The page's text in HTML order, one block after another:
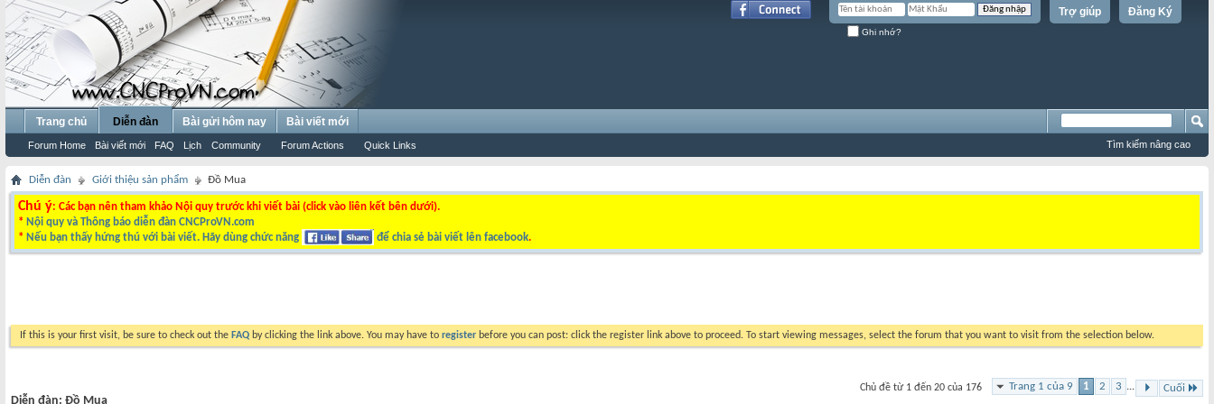
Đăng Ký
Trợ giúp
Ghi nhớ?
Trang chủ Diễn đàn
Forum Home Bài viết mới FAQ Lịch Community Forum Actions Quick Links
Bài gửi hôm nay Bài viết mới
Tìm kiếm nâng cao
Diễn đàn Giới thiệu sản phẩm Đồ Mua
Chú ý: Các bạn nên tham khảo Nội quy trước khi viết bài (click vào liên kết bên dưới).
* Nội quy và Thông báo diễn đàn CNCProVN.com
* Nếu bạn thấy hứng thú với bài viết. Hãy dùng chức năng để chia sẻ bài viết lên facebook.
If this is your first visit, be sure to check out the FAQ by clicking the link above. You may have to register before you can post: click the register link above to proceed. To start viewing messages, select the forum that you want to visit from the selection below.
Trang 1 của 9 1 2 3 ... Cuối
Chủ đề từ 1 đến 20 của 176
Diễn đàn: Đồ Mua